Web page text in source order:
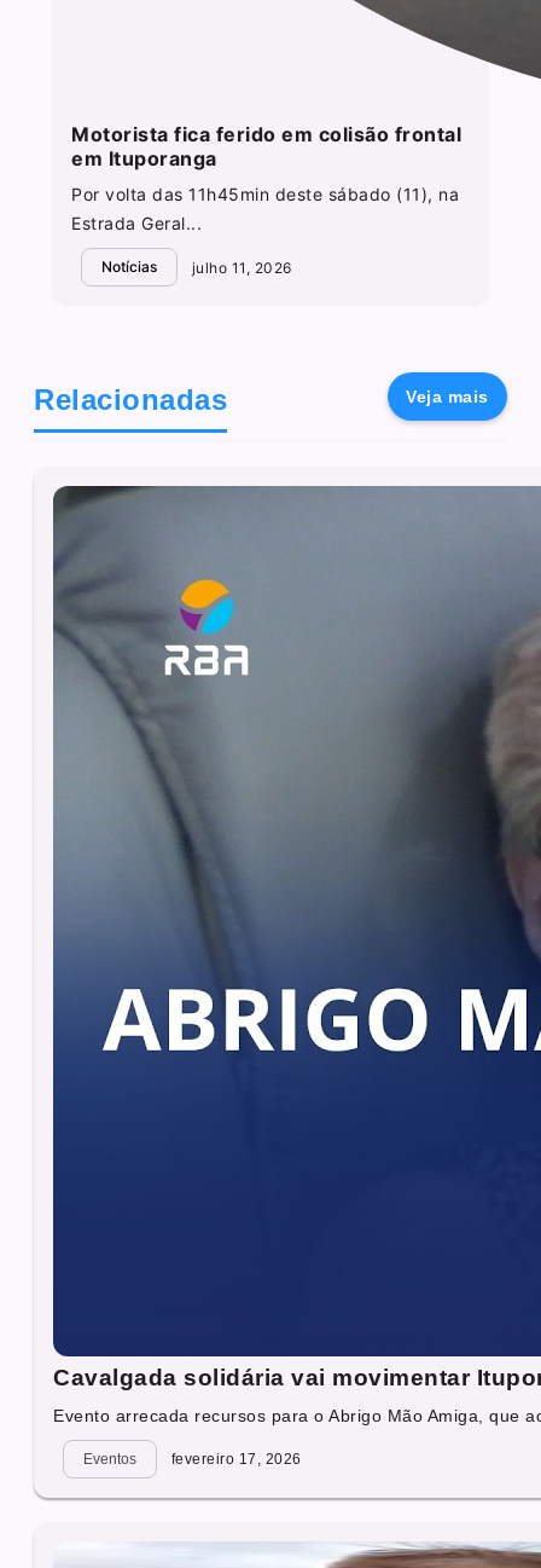
Motorista fica ferido em colisão frontal
em Ituporanga
Por volta das 11h45min deste sábado (11), na
Estrada Geral...
Notícias julho 11, 2026
Relacionadas Veja mais
Cavalgada solidária vai movimentar
Evento arrecada recursos para o Abrigo Mão Amiga, que
Eventos fevereiro 17, 2026